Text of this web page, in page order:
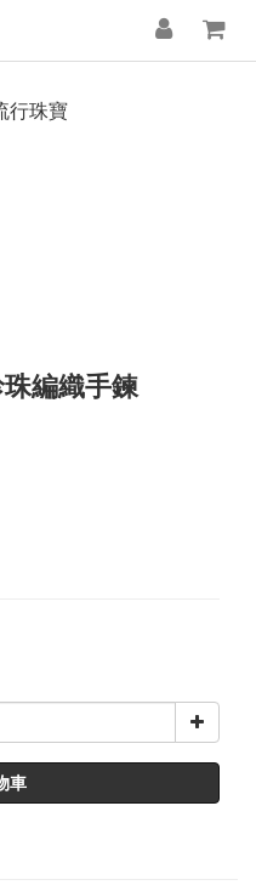
行珠寶
編織手鍊
車